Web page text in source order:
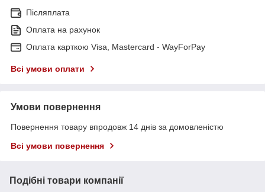
Післяплата
Оплата на рахунок
Оплата карткою Visa, Mastercard - WayForPay
Всі умови оплати
Умови повернення
Повернення товару впродовж 14 днів за домовленістю
Всі умови повернення
Подібні товари компанії